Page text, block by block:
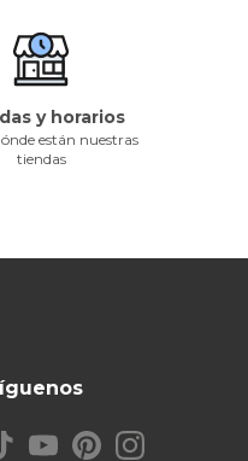
y horarios
están nuestras
tiendas